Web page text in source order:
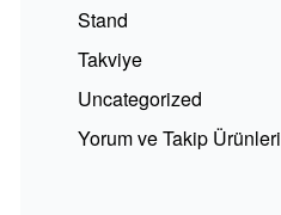
Stand
Takviye
Uncategorized
Yorum ve Takip Ürünleri